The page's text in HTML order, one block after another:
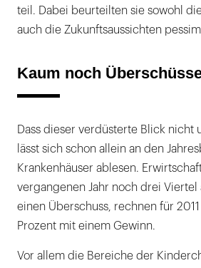
teil. Dabei beurteilten sie sowohl
auch die Zukunftsaussichten
Kaum noch
Dass dieser verdüsterte Blick nicht
lässt sich schon allein an den
Krankenhäuser ablesen.
vergangenen Jahr noch drei Viertel
einen Überschuss, rechnen für
Prozent mit einem Gewinn.
Vor allem die Bereiche der